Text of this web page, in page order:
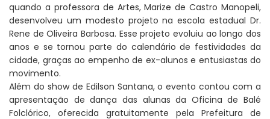
quando a professora de Artes, Marize de Castro Manopeli,
desenvolveu um modesto projeto na escola estadual Dr.
Rene de Oliveira Barbosa. Esse projeto evoluiu ao longo dos
anos e se tornou parte do calendário de festividades da
cidade, graças ao empenho de ex-alunos e entusiastas do
movimento.
Além do show de Edilson Santana, o evento contou com a
apresentação de dança das alunas da Oficina de Balé
Folclórico, oferecida gratuitamente pela Prefeitura de